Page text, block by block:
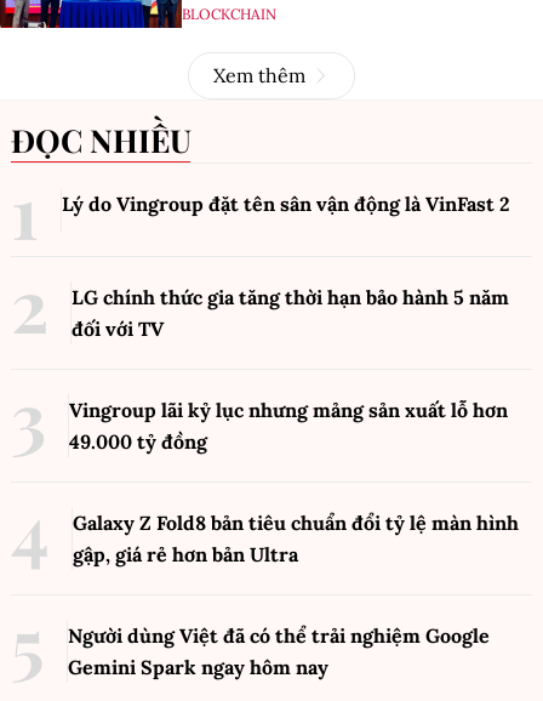
BLOCKCHAIN
Xem thêm
ĐỌC NHIỀU
Lý do Vingroup đặt tên sân vận động là VinFast 2
LG chính thức gia tăng thời hạn bảo hành 5 năm
đối với TV
Vingroup lãi kỷ lục nhưng mảng sản xuất lỗ hơn
49.000 tỷ đồng
Galaxy Z Fold8 bản tiêu chuẩn đổi tỷ lệ màn hình
gập, giá rẻ hơn bản Ultra
Người dùng Việt đã có thể trải nghiệm Google
Gemini Spark ngay hôm nay